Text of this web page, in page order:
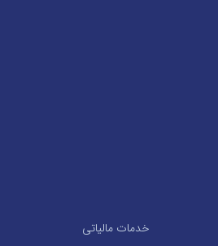
خدمات مالیاتی